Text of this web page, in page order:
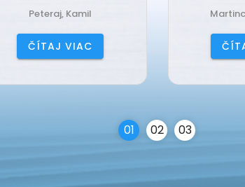
Martincová, Denisa
ČÍTAJ VIAC
01 02 03